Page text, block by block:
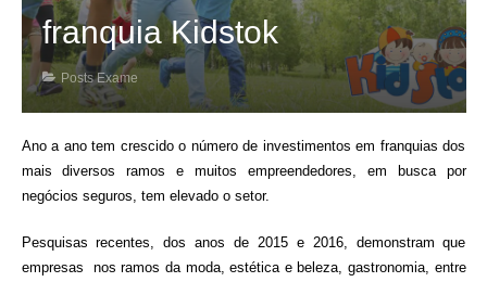
franquia Kidstok
Posts Exame
Ano a ano tem crescido o número de investimentos em franquias dos
mais diversos ramos e muitos empreendedores, em busca por
negócios seguros, tem elevado o setor.
Pesquisas recentes, dos anos de 2015 e 2016, demonstram que
empresas nos ramos da moda, estética e beleza, gastronomia, entre